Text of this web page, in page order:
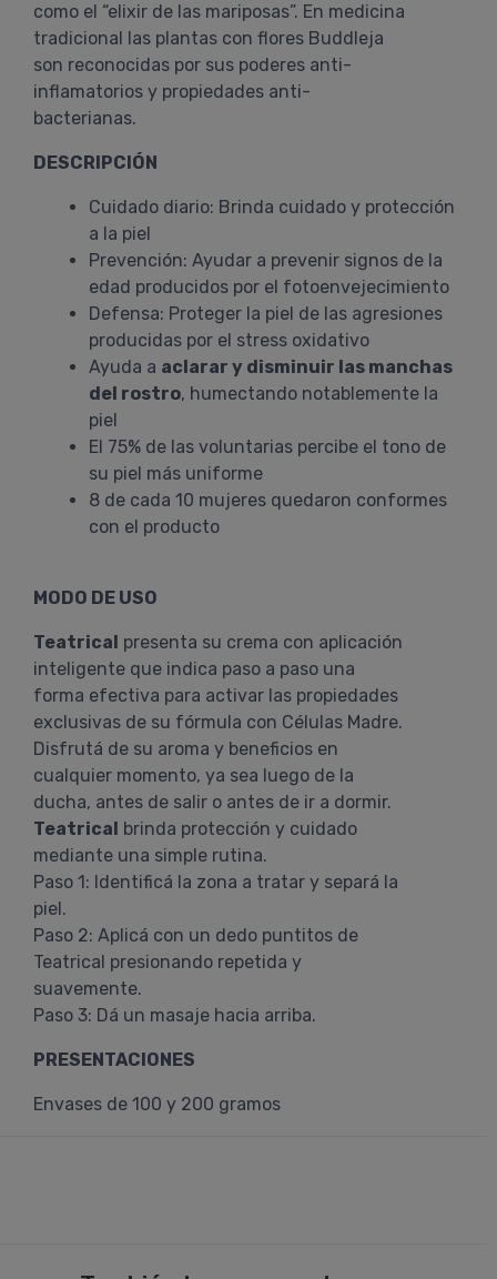
como el “elixir de las mariposas”. En medicina
tradicional las plantas con flores Buddleja
son reconocidas por sus poderes anti-
inflamatorios y propiedades anti-
bacterianas.
DESCRIPCIÓN
Cuidado diario: Brinda cuidado y protección
a la piel
Prevención: Ayudar a prevenir signos de la
edad producidos por el fotoenvejecimiento
Defensa: Proteger la piel de las agresiones
producidas por el stress oxidativo
Ayuda a aclarar y disminuir las manchas
del rostro, humectando notablemente la
piel
El 75% de las voluntarias percibe el tono de
su piel más uniforme
8 de cada 10 mujeres quedaron conformes
con el producto
MODO DE USO
Teatrical presenta su crema con aplicación
inteligente que indica paso a paso una
forma efectiva para activar las propiedades
exclusivas de su fórmula con Células Madre.
Disfrutá de su aroma y beneficios en
cualquier momento, ya sea luego de la
ducha, antes de salir o antes de ir a dormir.
Teatrical brinda protección y cuidado
mediante una simple rutina.
Paso 1: Identificá la zona a tratar y separá la
piel.
Paso 2: Aplicá con un dedo puntitos de
Teatrical presionando repetida y
suavemente.
Paso 3: Dá un masaje hacia arriba.
PRESENTACIONES
Envases de 100 y 200 gramos